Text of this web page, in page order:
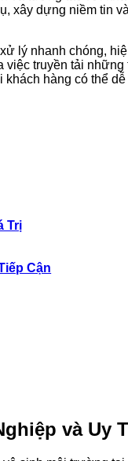
dựng niềm tin
nhanh chóng,
việc truyền tải
hàng có thể
Trị
Cận
và Uy